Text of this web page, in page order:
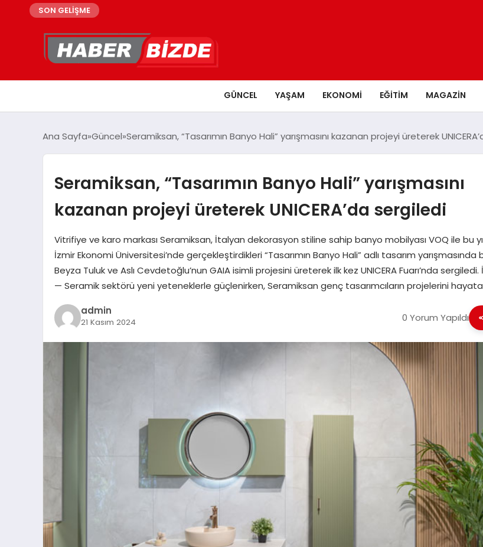
SON GELİŞME
GÜNCEL YAŞAM EKONOMI EĞITIM MAGAZIN
Ana Sayfa Güncel Seramiksan, “Tasarımın Banyo Hali” yarışmasını kazanan projeyi üreterek
Seramiksan, “Tasarımın Banyo Hali” yarışmasını
kazanan projeyi üreterek UNICERA’da sergiledi
Vitrifiye ve karo markası Seramiksan, İtalyan dekorasyon stiline sahip banyo mobilyası VOQ ile bu
İzmir Ekonomi Üniversitesi’nde gerçekleştirdikleri “Tasarımın Banyo Hali” adlı tasarım yarışmasında
Beyza Tuluk ve Aslı Cevdetoğlu’nun GAIA isimli projesini üreterek ilk kez UNICERA Fuarı’nda sergiledi.
— Seramik sektörü yeni yeteneklerle güçlenirken, Seramiksan genç tasarımcıların projelerini
admin
21 Kasım 2024 0 Yorum Yapıldı